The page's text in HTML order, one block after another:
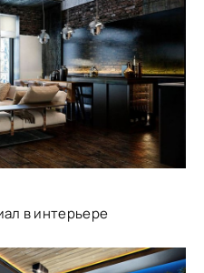
в интерьере